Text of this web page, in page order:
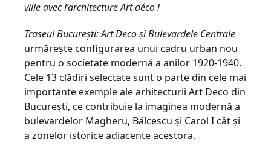
ville avec l’architecture Art déco !
Traseul Bucureşti: Art Deco şi Bulevardele Centrale
urmăreşte configurarea unui cadru urban nou
pentru o societate modernă a anilor 1920-1940.
Cele 13 clădiri selectate sunt o parte din cele mai
importante exemple ale arhitecturii Art Deco din
București, ce contribuie la imaginea modernă a
bulevardelor Magheru, Bălcescu și Carol I cât și
a zonelor istorice adiacente acestora.